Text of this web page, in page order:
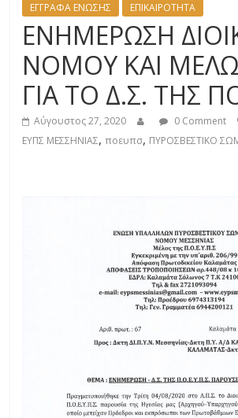
ΕΓΓΡΑΦΑ ΕΝΩΣΗΣ ΕΠΙΚΑΙΡΟΤΗΤΑ
ΕΝΗΜΕΡΩΣΗ
ΝΟΜΟΥ ΚΑΙ
ΓΙΑ ΤΟ Δ.Σ. ΤΗΣ
Αύγουστος 27, 2020 0 Comment
ΕΥΠΣ ΜΕΣΣΗΝΙΑΣ,ποευπσ, ΠΥΡΟΣΒΕΣΤΙΚΟ